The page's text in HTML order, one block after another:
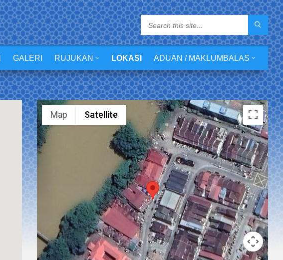
GALERI RUJUKAN LOKASI ADUAN / MAKLUMBALAS
Map Satellite